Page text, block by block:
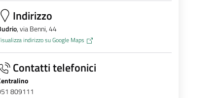
Indirizzo
, via Benni, 44
indirizzo su Google Maps
Contatti telefonici
809111